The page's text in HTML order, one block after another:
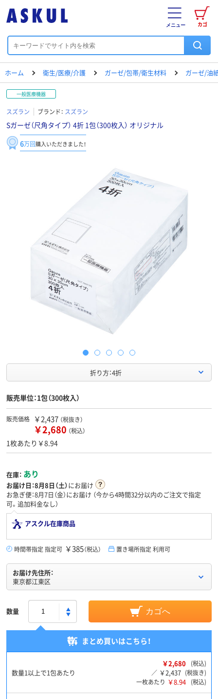
カゴ
メニュー
ホーム 衛生/医療/介護 ガーゼ/包帯/衛生材料 ガーゼ/油
一般医療機器
スズラン ブランド： スズラン
Sガーゼ（尺角タイプ） 4折 1包（300枚入） オリジナル
6万回購入いただきました！
折り方：4折
販売単位：1包（300枚入）
販売価格 ￥2,437 （税抜き）
￥2,680 （税込）
1枚あたり￥8.94
在庫： あり
お届け日：8月8日（土）にお届け
お急ぎ便：8月7日（金）にお届け （今から4時間32分以内のご注文で指定
可。追加料金なし）
アスクル在庫商品
時間帯指定 指定可 ￥385（税込） 置き場所指定 利用可
お届け先住所：
東京都江東区
数量 カゴへ
まとめ買いはこちら！
数量1以上で1包あたり
￥2,680
(税込)
／ ￥2,437 (税抜き)
一枚あたり ￥8.94 (税込)